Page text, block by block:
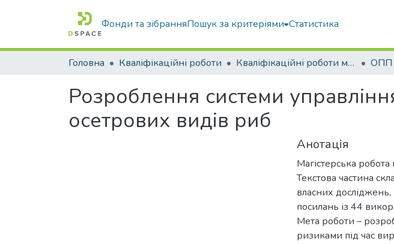
Фонди та зібранняПошук за критеріями Статистика
Головна Кваліфікаційні роботи Кваліфікаційні роботи магістрів
Розроблення системи
осетрових видів риб
Анотація
Магістерська
Текстова частина
власних
посилань із 44
Мета роботи –
ризиками під час